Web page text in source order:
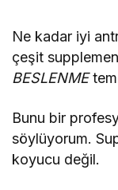
Ne kadar iyi
çeşit
BESLENME
Bunu bir
söylüyorum.
koyucu değil.